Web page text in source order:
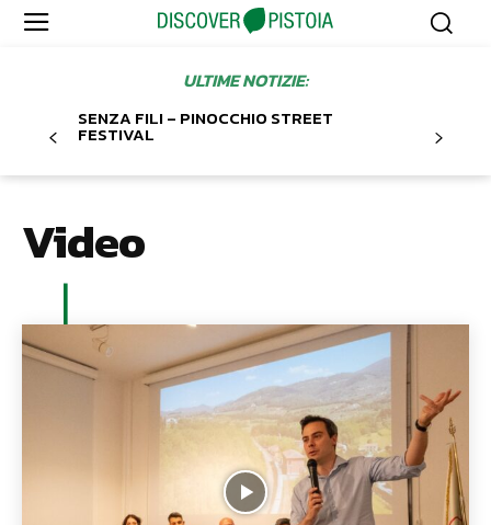
ULTIME NOTIZIE:
SENZA FILI – PINOCCHIO STREET
FESTIVAL
Video